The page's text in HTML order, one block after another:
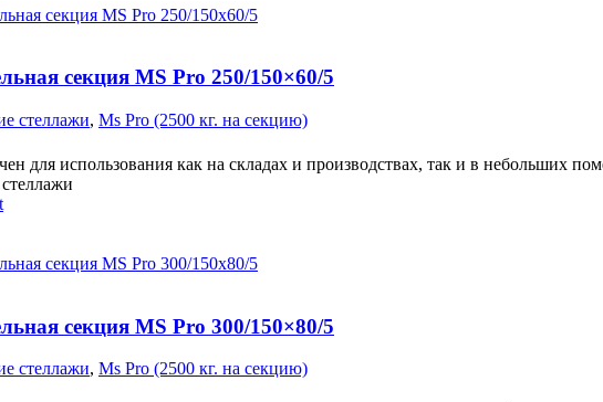
секция MS Pro 250/150×60/5
стеллажи, Ms Pro (2500 кг. на секцию)
для использования как на складах и производствах, так и в небольших
секция MS Pro 300/150×80/5
стеллажи, Ms Pro (2500 кг. на секцию)